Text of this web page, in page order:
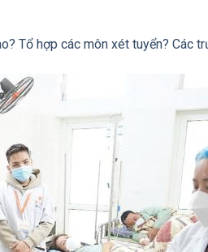
Tổ hợp các môn xét tuyển? Các